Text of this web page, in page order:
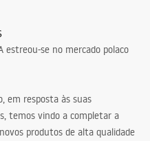
estreou-se no mercado polaco
em resposta às suas
temos vindo a completar a
produtos de alta qualidade